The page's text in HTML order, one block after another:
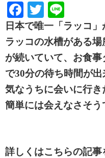
Facebook
Twitter
日本で唯一「ラッコ」
ラッコの水槽がある
が続いていて、お食
で30分の待ち時間が
気なうちに会いに行き
簡単には会えなさそう
詳しくはこちらの記事